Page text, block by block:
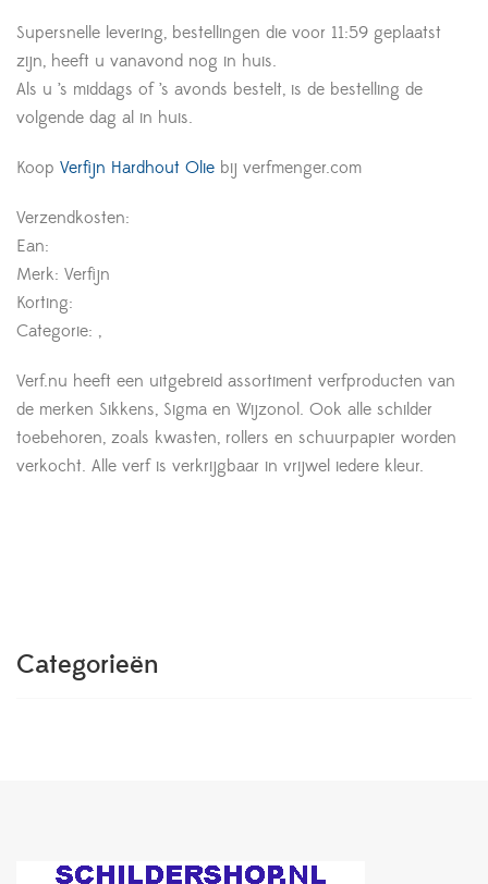
Supersnelle levering, bestellingen die voor 11:59 geplaatst
zijn, heeft u vanavond nog in huis.
Als u ’s middags of ’s avonds bestelt, is de bestelling de
volgende dag al in huis.
Koop Verfijn Hardhout Olie bij verfmenger.com
Verzendkosten:
Ean:
Merk: Verfijn
Korting:
Categorie: ,
Verf.nu heeft een uitgebreid assortiment verfproducten van
de merken Sikkens, Sigma en Wijzonol. Ook alle schilder
toebehoren, zoals kwasten, rollers en schuurpapier worden
verkocht. Alle verf is verkrijgbaar in vrijwel iedere kleur.
Categorieën